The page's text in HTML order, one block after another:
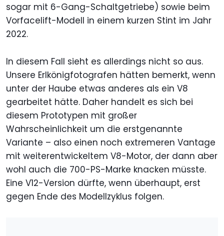
sogar mit 6-Gang-Schaltgetriebe) sowie beim
Vorfacelift-Modell in einem kurzen Stint im Jahr
2022.
In diesem Fall sieht es allerdings nicht so aus.
Unsere Erlkönigfotografen hätten bemerkt, wenn
unter der Haube etwas anderes als ein V8
gearbeitet hätte. Daher handelt es sich bei
diesem Prototypen mit großer
Wahrscheinlichkeit um die erstgenannte
Variante – also einen noch extremeren Vantage
mit weiterentwickeltem V8-Motor, der dann aber
wohl auch die 700-PS-Marke knacken müsste.
Eine V12-Version dürfte, wenn überhaupt, erst
gegen Ende des Modellzyklus folgen.